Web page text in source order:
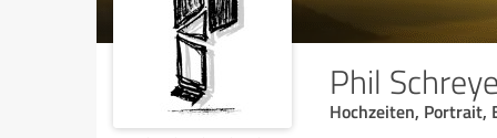
Phil
Hochzeiten, Portrait,